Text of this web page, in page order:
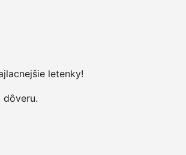
letenky!
dôveru.